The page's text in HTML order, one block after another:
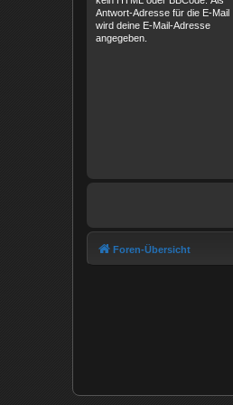
Antwort-Adresse für die E-Mail
wird deine E-Mail-Adresse
angegeben.
Foren-Übersicht